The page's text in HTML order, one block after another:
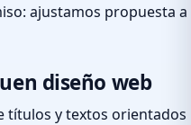
ajustamos propuesta a
diseño web
títulos y textos orientados